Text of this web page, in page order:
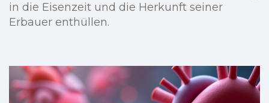
in die Eisenzeit und die Herkunft seiner
Erbauer enthüllen.